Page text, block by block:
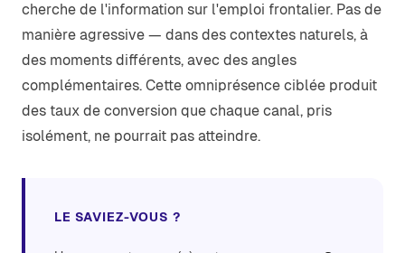
cherche de l'information sur l'emploi frontalier. Pas de
manière agressive — dans des contextes naturels, à
des moments différents, avec des angles
complémentaires. Cette omniprésence ciblée produit
des taux de conversion que chaque canal, pris
isolément, ne pourrait pas atteindre.
LE SAVIEZ-VOUS ?